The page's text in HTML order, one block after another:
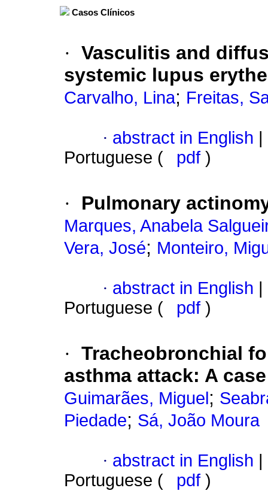
Casos Clínicos
· Vasculitis and
systemic lupus
Carvalho, Lina; Freitas,
· abstract in English
Portuguese (
pdf )
· Pulmonary
Marques, Anabela
Vera, José; Monteiro,
· abstract in English
Portuguese (
pdf )
· Tracheobronchial
asthma attack: A
Guimarães, Miguel ;
Piedade; Sá, João Moura
· abstract in English
Portuguese (
pdf )